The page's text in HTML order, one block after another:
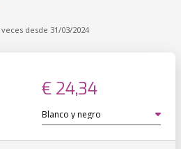
veces desde 31/03/2024
€ 24,34